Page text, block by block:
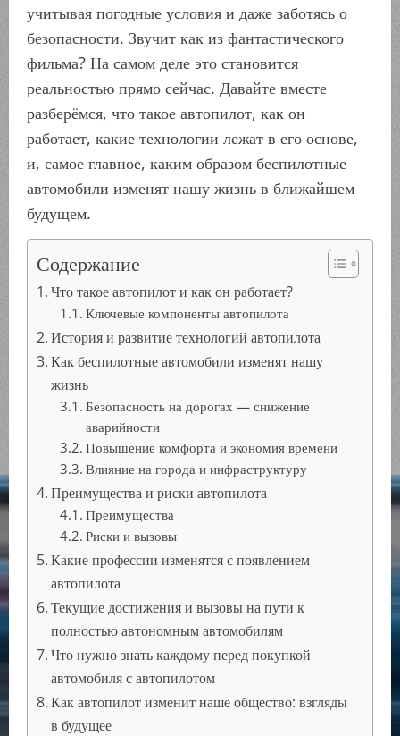
учитывая погодные условия и даже заботясь о
безопасности. Звучит как из фантастического
фильма? На самом деле это становится
реальностью прямо сейчас. Давайте вместе
разберёмся, что такое автопилот, как он
работает, какие технологии лежат в его основе,
и, самое главное, каким образом беспилотные
автомобили изменят нашу жизнь в ближайшем
будущем.
Содержание
Что такое автопилот и как он работает?
Ключевые компоненты автопилота
История и развитие технологий автопилота
Как беспилотные автомобили изменят нашу
жизнь
Безопасность на дорогах — снижение
аварийности
Повышение комфорта и экономия времени
Влияние на города и инфраструктуру
Преимущества и риски автопилота
Преимущества
Риски и вызовы
Какие профессии изменятся с появлением
автопилота
Текущие достижения и вызовы на пути к
полностью автономным автомобилям
Что нужно знать каждому перед покупкой
автомобиля с автопилотом
Как автопилот изменит наше общество: взгляды
в будущее